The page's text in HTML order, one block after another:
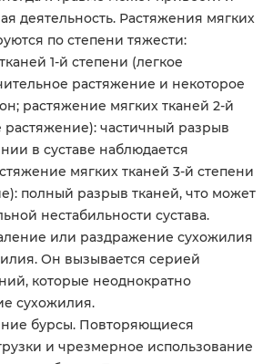
деятельность. Растяжения мягких
по степени тяжести:
1-й степени (легкое
растяжение и некоторое
растяжение мягких тканей 2-й
частичный разрыв
в суставе наблюдается
мягких тканей 3-й степени
полный разрыв тканей, что может
нестабильности сустава.
или раздражение сухожилия
Он вызывается серией
которые неоднократно
сухожилия.
бурсы. Повторяющиеся
и чрезмерное использование